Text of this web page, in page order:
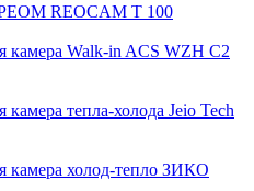
REOCAM T 100
камера Walk-in ACS WZH C2
тепла-холода Jeio Tech
камера холод-тепло ЗИКО